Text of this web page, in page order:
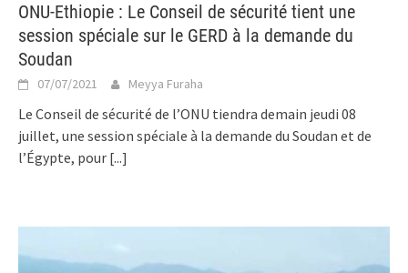
ONU-Ethiopie : Le Conseil de sécurité tient une
session spéciale sur le GERD à la demande du
Soudan
07/07/2021 Meyya Furaha
Le Conseil de sécurité de l’ONU tiendra demain jeudi 08
juillet, une session spéciale à la demande du Soudan et de
l’Égypte, pour [...]